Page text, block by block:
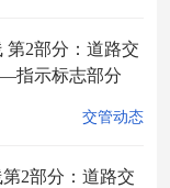
第2部分：道路交
指示标志部分
交管动态
2部分：道路交